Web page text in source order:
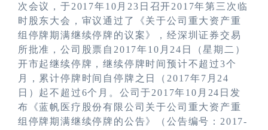
次会议，于2017年10 月 23 日召开2017年第三次临
时股东大会，审议通过了《关于公司重大资产重
组停牌期满继续停牌的议案》，经深圳证券交易
所批准，公司股票自2017年10月24日（星期二）
开市起继续停牌，继续停牌时间预计不超过3个
月，累计停牌时间自停牌之日（2017年7月24
日）起不超过6个月。公司于2017年10 月 24 日发
布《蓝帆医疗股份有限公司关于公司重大资产重
组停牌期满继续停牌的公告》（公告编号： 2017-